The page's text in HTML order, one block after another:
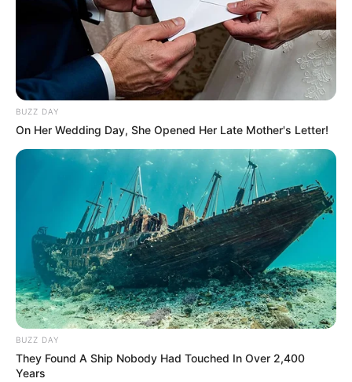
2 Karotten
1–2 EL Tomatenmark
500 ml Wildfond oder Rinderbrühe
2 Lorbeerblätter
4 Wacholderbeeren
1 TL Thymian (getrocknet)
Salz und Pfeffer nach Geschmack
Anbraten
BUZZ DAY
On Her Wedding Day, She Opened Her Late Mother's Letter!
BUZZ DAY
They Found A Ship Nobody Had Touched In Over 2,400
Years